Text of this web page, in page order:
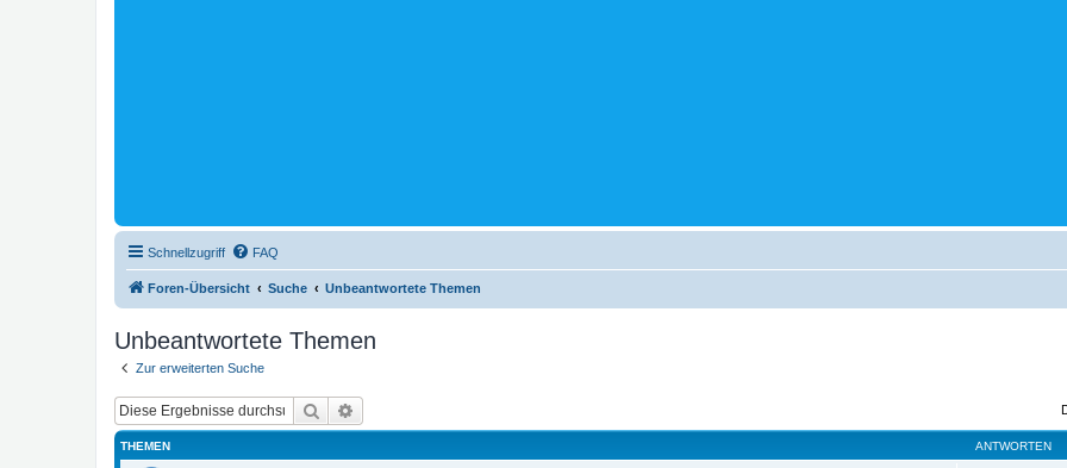
Schnellzugriff FAQ
Foren-Übersicht Suche Unbeantwortete Themen
Unbeantwortete Themen
Zur erweiterten Suche
Suche
THEMEN ANTWORTEN